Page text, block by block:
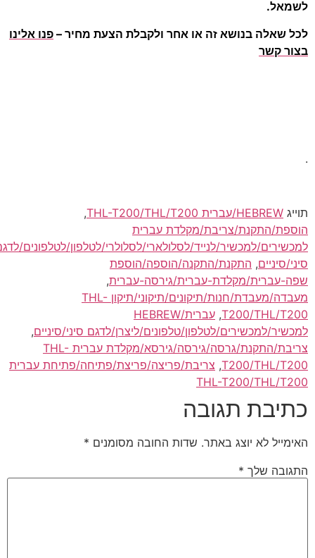
לשמאל.
לכל שאלה בנושא זה או אחר ולקבלת הצעת מחיר –פנו אלינו
בצור קשר
תוייגHEBREW/עברית THL-T200/THL/T200
,
הוספת/התקנת/צריבת/מקלדת עברית
למכשירים/למכשיר/לנייד/לסלולארי/לסלולרי/לטלפון/לטלפונים/לדגם
סיני/סיניים,התקנת/התקנה/הוספה/הוספת
שפה-עברית/מקלדת-עברית/גירסה-עברית,
מעבדה/מעבדת/חנות/תיקונים/תיקוני/תיקון THL-
T200/THL/T200
,
עברית/HEBREW
למכשיר/למכשירים/לטלפון/טלפונים/ליצרן/לדגם סיני/סיניים,
צריבת/התקנת/גרסה/גירסה/גירסא/מקלדת עברית THL-
T200/THL/T200
,צריבת/פריצה/פריצת/פתיחה/פתיחת עברית
THL-T200/THL/T200
כתיבת תגובה
האימייל לא יוצג באתר. שדות החובה מסומנים*
התגובה שלך*